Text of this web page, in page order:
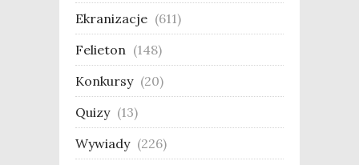
Ekranizacje (611)
Felieton (148)
Konkursy (20)
Quizy (13)
Wywiady (226)